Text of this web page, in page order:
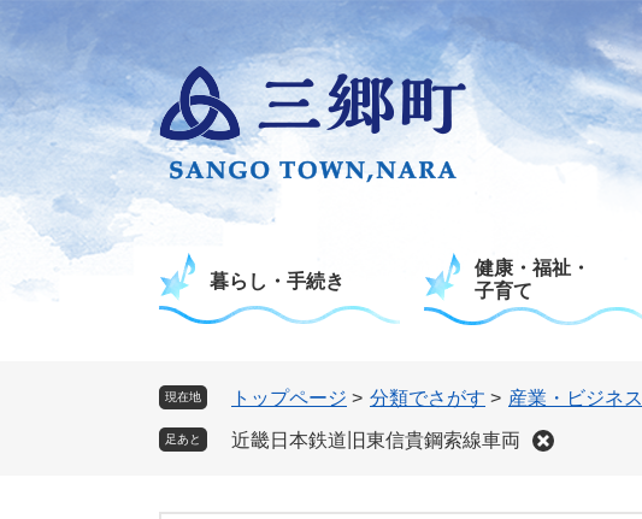
ー
の
先
で
ニ
ー
を
ば
暮らし・手続き
健康・福祉・
子育て
現在地 トップページ > 分類でさがす > 産業・ビジネス
足あと 近畿日本鉄道旧東信貴鋼索線車両